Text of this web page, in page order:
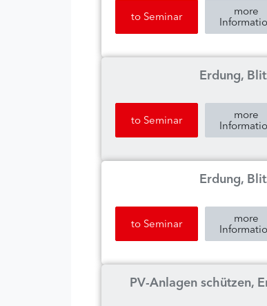
more
to Seminar
Erdung,
more
to Seminar
Erdung,
more
to Seminar
PV-Anlagen schützen,